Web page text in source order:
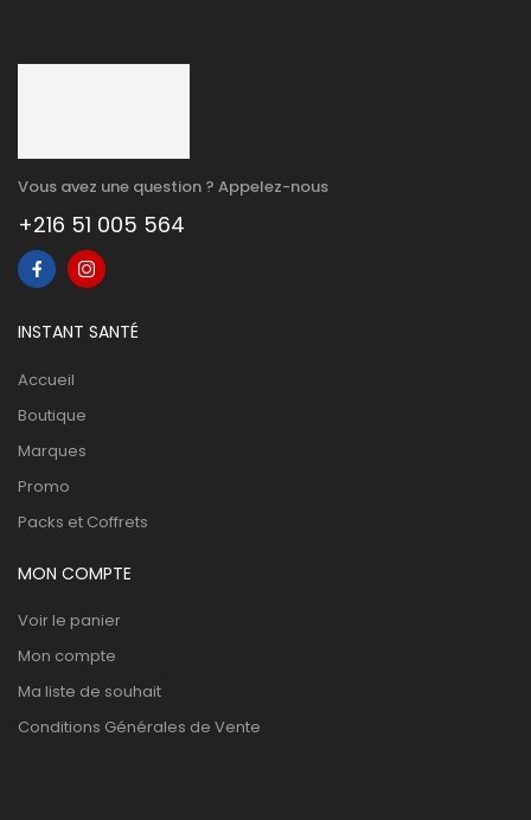
Vous avez une question ? Appelez-nous
+216 51 005 564
INSTANT SANTÉ
Accueil
Boutique
Marques
Promo
Packs et Coffrets
MON COMPTE
Voir le panier
Mon compte
Ma liste de souhait
Conditions Générales de Vente